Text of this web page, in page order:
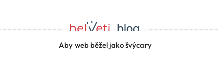
Aby web běžel jako švýcary